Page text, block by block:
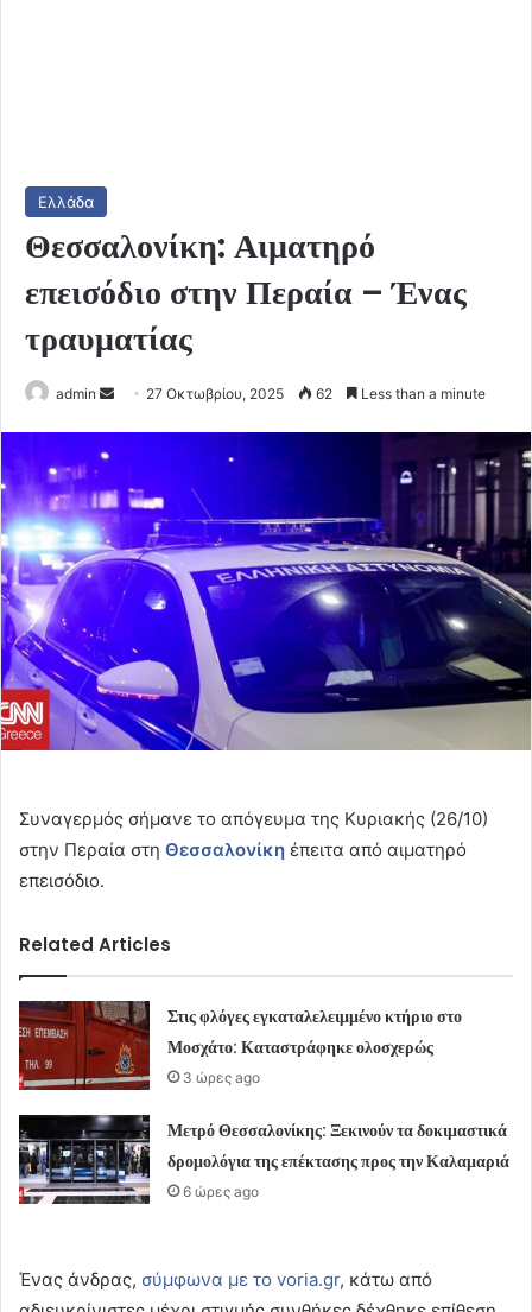
Ελλάδα
Θεσσαλονίκη: Αιματηρό
επεισόδιο στην Περαία – Ένας
τραυματίας
admin
Send 27 Οκτωβρίου, 2025 62 Less than a minute
Συναγερμός σήμανε το απόγευμα της Κυριακής (26/10)
στην Περαία στη Θεσσαλονίκη έπειτα από αιματηρό
επεισόδιο.
Related Articles
Στις φλόγες εγκαταλελειμμένο κτήριο στο
Μοσχάτο: Καταστράφηκε ολοσχερώς
3 ώρες ago
Μετρό Θεσσαλονίκης: Ξεκινούν τα δοκιμαστικά
δρομολόγια της επέκτασης προς την Καλαμαριά
6 ώρες ago
Ένας άνδρας, σύμφωνα με το voria.gr, κάτω από